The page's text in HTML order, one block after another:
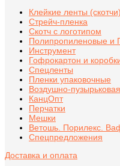
Клейкие ленты (скотчи)
Стрейч-пленка
Скотч с логотипом
Полипропиленовые и
Инструмент
Гофрокартон и
Спецленты
Пленки упаковочные
Воздушно-
КанцОпт
Перчатки
Мешки
Ветошь. Порилекс.
Спецпредложения
Доставка и оплата